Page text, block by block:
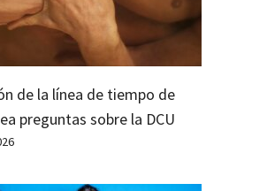
de la línea de tiempo de
preguntas sobre la DCU